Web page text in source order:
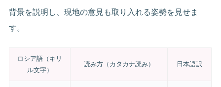
背景を説明し、現地の意見も取り入れる姿勢を見せま
す。
ロシア語（キリ
ル文字）
読み方（カタカナ読み） 日本語訳